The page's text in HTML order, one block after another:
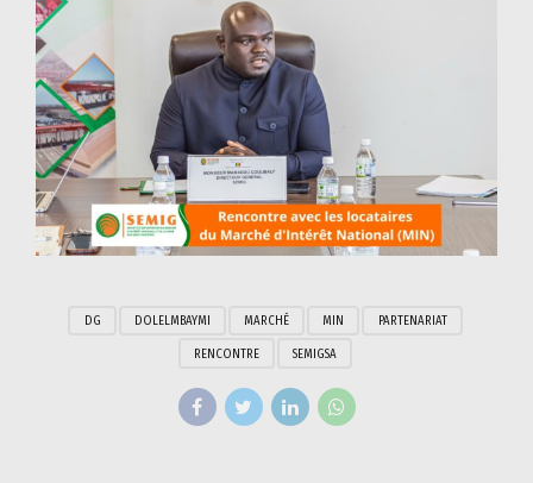
DG DOLELMBAYMI MARCHÉ MIN PARTENARIAT
RENCONTRE SEMIGSA